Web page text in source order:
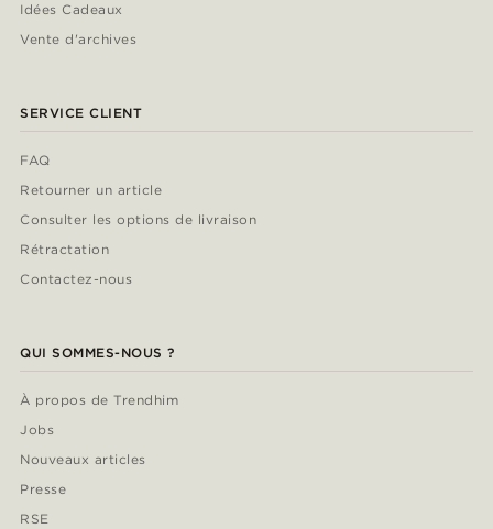
Idées Cadeaux
Vente d'archives
SERVICE CLIENT
FAQ
Retourner un article
Consulter les options de livraison
Rétractation
Contactez-nous
QUI SOMMES-NOUS ?
À propos de Trendhim
Jobs
Nouveaux articles
Presse
RSE